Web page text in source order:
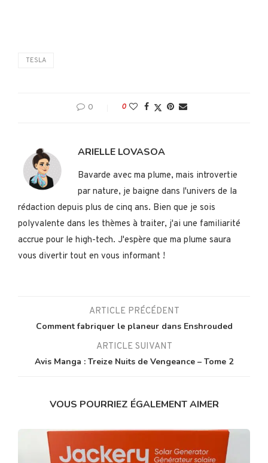
TESLA
0 0
ARIELLE LOVASOA
Bavarde avec ma plume, mais introvertie
par nature, je baigne dans l'univers de la
rédaction depuis plus de cinq ans. Bien que je sois
polyvalente dans les thèmes à traiter, j'ai une familiarité
accrue pour le high-tech. J'espère que ma plume saura
vous divertir tout en vous informant !
ARTICLE PRÉCÉDENT
Comment fabriquer le planeur dans Enshrouded
ARTICLE SUIVANT
Avis Manga : Treize Nuits de Vengeance – Tome 2
VOUS POURRIEZ ÉGALEMENT AIMER